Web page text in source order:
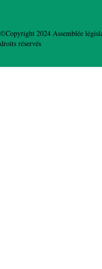
©Copyright 2024 Assemblée
droits réservés